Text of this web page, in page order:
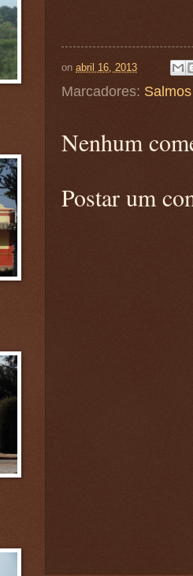
on abril 16, 2013
Marcadores: Salmos
Nenhum
Postar um